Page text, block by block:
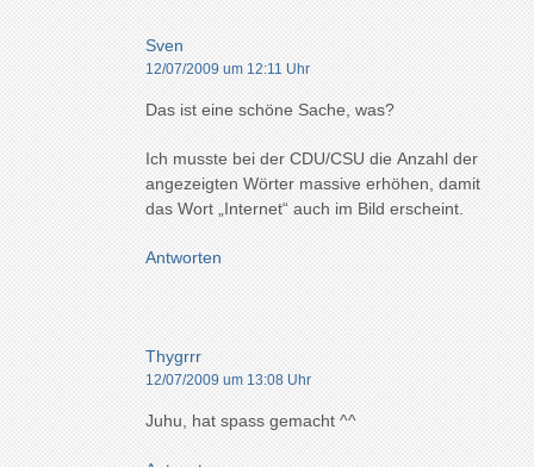
Sven
12/07/2009 um 12:11 Uhr
Das ist eine schöne Sache, was?
Ich musste bei der CDU/CSU die Anzahl der
angezeigten Wörter massive erhöhen, damit
das Wort „Internet“ auch im Bild erscheint.
Antworten
Thygrrr
12/07/2009 um 13:08 Uhr
Juhu, hat spass gemacht ^^